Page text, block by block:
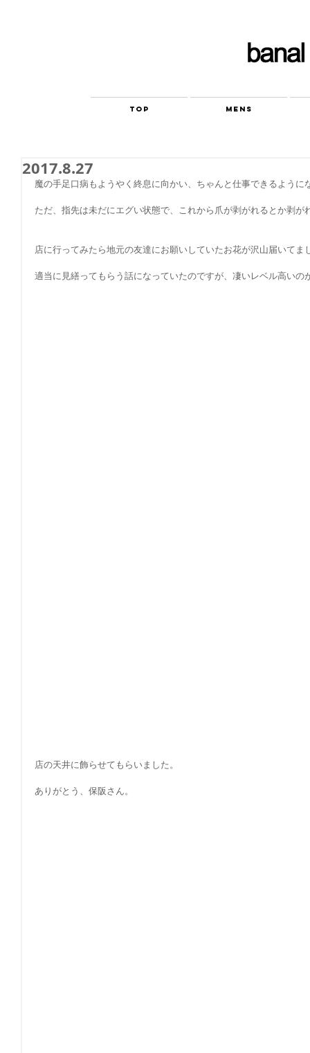
TOP MENS
2017.8.27
魔の手足口病もようやく終息に向かい、ちゃんと仕事できるように
ただ、指先は未だにエグい状態で、これから爪が剥がれるとか剥が
店に行ってみたら地元の友達にお願いしていたお花が沢山届いてま
適当に見繕ってもらう話になっていたのですが、凄いレベル高いの
店の天井に飾らせてもらいました。
ありがとう、保阪さん。